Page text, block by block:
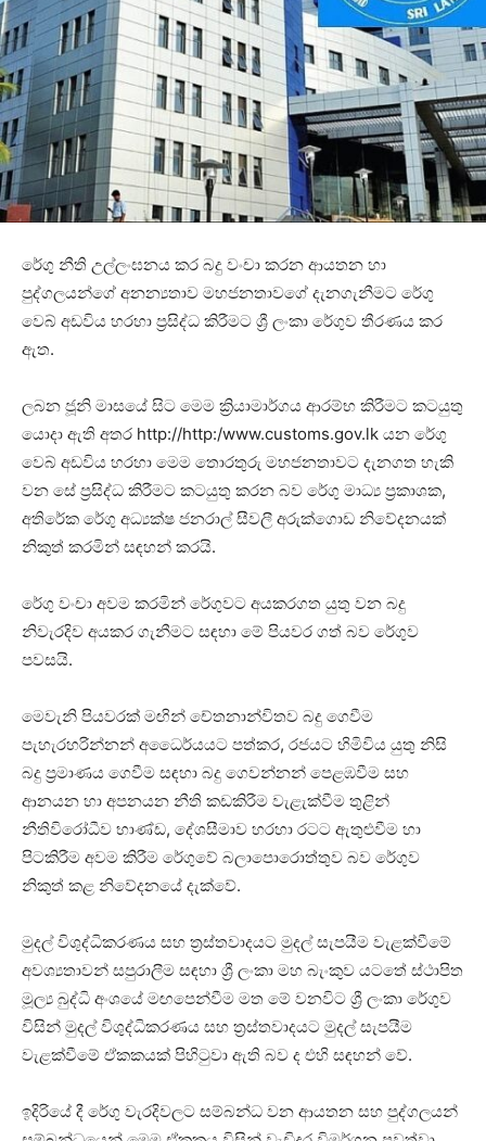
රේගු නීති උල්ලංඝනය කර බදු වංචා කරන ආයතන හා
පුද්ගලයන්ගේ අනන්‍යතාව මහජනතාවගේ දැනගැනීමට රේගු
වෙබ් අඩවිය හරහා ප්‍රසිද්ධ කිරීමට ශ්‍රී ලංකා රේගුව තීරණය කර
ඇත.
ලබන ජූනි මාසයේ සිට මෙම ක්‍රියාමාර්ගය ආරම්භ කිරීමට කටයුතු
යොදා ඇති අතර http://http:/www.customs.gov.lk යන රේගු
වෙබ් අඩවිය හරහා මෙම තොරතුරු මහජනතාවට දැනගත හැකි
වන සේ ප්‍රසිද්ධ කිරීමට කටයුතු කරන බව රේගු මාධ්‍ය ප්‍රකාශක,
අතිරේක රේගු අධ්‍යක්ෂ ජනරාල් සීවලී අරුක්ගොඩ නිවේදනයක්
නිකුත් කරමින් සඳහන් කරයි.
රේගු වංචා අවම කරමින් රේගුවට අයකරගත යුතු වන බදු
නිවැරදිව අයකර ගැනීමට සඳහා මේ පියවර ගත් බව රේගුව
පවසයි.
මෙවැනි පියවරක් මඟින් චේතනාන්විතව බදු ගෙවීම
පැහැරහරින්නන් අධෛර්යයට පත්කර, රජයට හිමිවිය යුතු නිසි
බදු ප්‍රමාණය ගෙවීම සඳහා බදු ගෙවන්නන් පෙළඹවීම සහ
ආනයන හා අපනයන නීති කඩකිරීම වැළැක්වීම තුළින්
නීතිවිරෝධීව භාණ්ඩ, දේශසීමාව හරහා රටට ඇතුළුවීම හා
පිටකිරීම අවම කිරීම රේගුවේ බලාපොරොත්තුව බව රේගුව
නිකුත් කළ නිවේදනයේ දැක්වේ.
මුදල් විශුද්ධිකරණය සහ ත්‍රස්තවාදයට මුදල් සැපයීම වැළක්වීමේ
අවශ්‍යතාවන් සපුරාලීම සඳහා ශ්‍රී ලංකා මහ බැංකුව යටතේ ස්ථාපිත
මූල්‍ය බුද්ධි අංශයේ මඟපෙන්වීම මත මේ වනවිට ශ්‍රී ලංකා රේගුව
විසින් මුදල් විශුද්ධිකරණය සහ ත්‍රස්තවාදයට මුදල් සැපයීම
වැළක්වීමේ ඒකකයක් පිහිටුවා ඇති බව ද එහි සඳහන් වේ.
ඉදිරියේ දී රේගු වැරදිවලට සම්බන්ධ වන ආයතන සහ පුද්ගලයන්